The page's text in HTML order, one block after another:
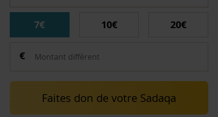
7€ 10€ 20€
Faites don de votre Sadaqa